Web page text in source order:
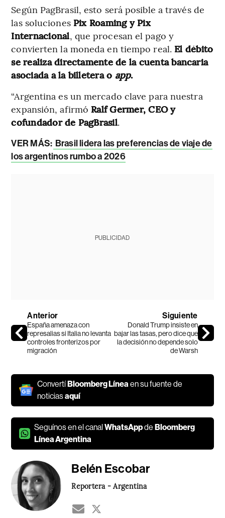
Según PagBrasil, esto será posible a través de
las soluciones Pix Roaming y Pix
Internacional, que procesan el pago y
convierten la moneda en tiempo real. El débito
se realiza directamente de la cuenta bancaria
asociada a la billetera o app.
“Argentina es un mercado clave para nuestra
expansión, afirmó Ralf Germer, CEO y
cofundador de PagBrasil.
VER MÁS: Brasil lidera las preferencias de viaje de
los argentinos rumbo a 2026
PUBLICIDAD
Anterior
España amenaza con
represalias si Italia no levanta
controles fronterizos por
migración
Siguiente
Donald Trump insiste en
bajar las tasas, pero dice que
la decisión no depende solo
de Warsh
ConvertíBloomberg Línea en su fuente de
noticiasaquí
Seguínos en el canalWhatsAppdeBloomberg
Línea Argentina
Belén Escobar
Reportera - Argentina